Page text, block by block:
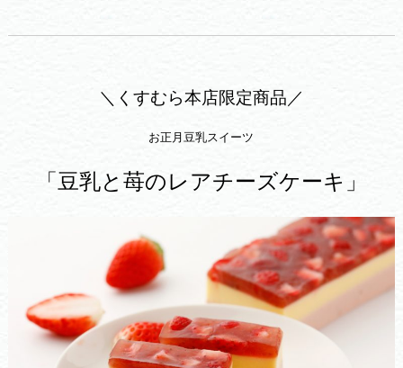
＼くすむら本店限定商品／
お正月豆乳スイーツ
「豆乳と苺のレアチーズケーキ」